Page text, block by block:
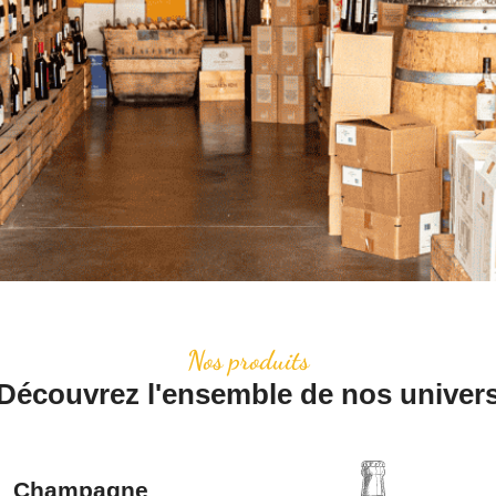
Nos produits
l'ensemble de nos
Champagne